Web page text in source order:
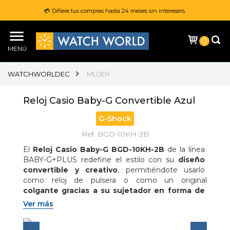
💳 Difiere tus compras hasta 24 meses sin interesers.
MENÚ
0
WATCHWORLDEC MUJER
Reloj Casio Baby-G Convertible Azul
G-Shock
Ref. BGD-10KH-2B
El Reloj Casio Baby-G BGD-10KH-2B de la línea
BABY-G+PLUS redefine el estilo con su diseño
convertible y creativo, permitiéndote usarlo
como reloj de pulsera o como un original
colgante gracias a su sujetador en forma de
corazón
forma única; su estética en
acabado mate
aporta un look fresco, juvenil y
Ver más